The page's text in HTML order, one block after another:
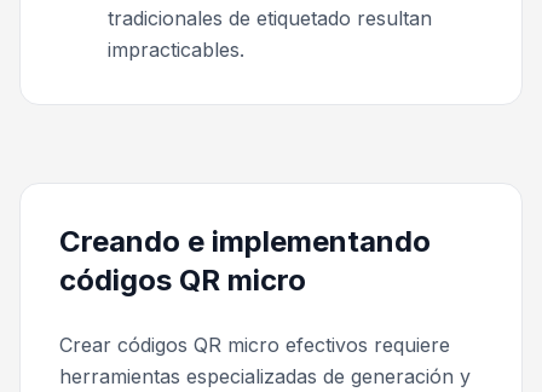
tradicionales de etiquetado resultan
impracticables.
Creando e implementando
códigos QR micro
Crear códigos QR micro efectivos requiere
herramientas especializadas de generación y